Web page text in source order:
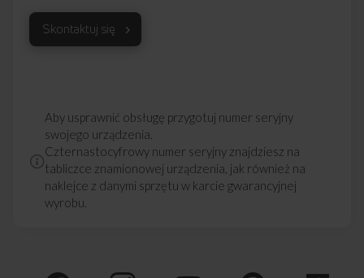
Skontaktuj się
Aby usprawnić obsługę przygotuj numer seryjny
swojego urządzenia.
Czternastocyfrowy numer seryjny znajdziesz na
tabliczce znamionowej urządzenia, jak również na
naklejce z danymi sprzętu w karcie gwarancyjnej
wyrobu.